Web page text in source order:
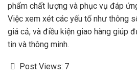
phẩm chất lượng và phục vụ đáp
Việc xem xét các yếu tố như thông
giá cả, và điều kiện giao hàng giúp
tin và thông minh.
Post Views: 7